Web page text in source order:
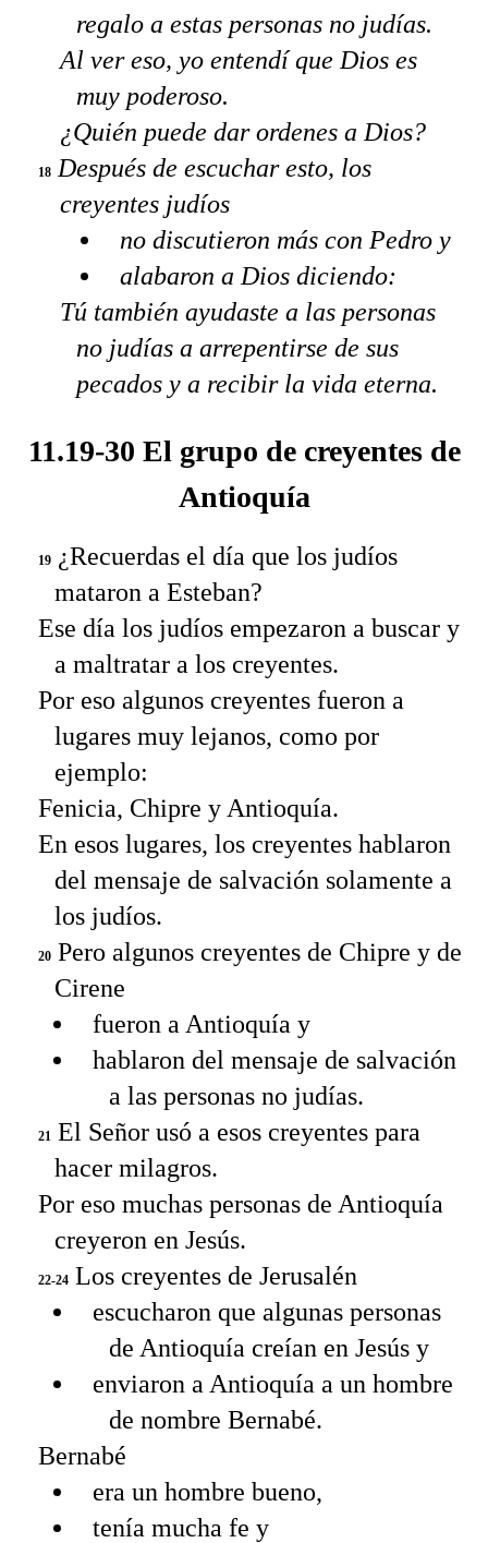
regalo a estas personas no judías.
Al ver eso, yo entendí que Dios es
muy poderoso.
¿Quién puede dar ordenes a Dios?
18 Después de escuchar esto, los
creyentes judíos
no discutieron más con Pedro y
alabaron a Dios diciendo:
Tú también ayudaste a las personas
no judías a arrepentirse de sus
pecados y a recibir la vida eterna.
11.19-30 El grupo de creyentes de
Antioquía
19 ¿Recuerdas el día que los judíos
mataron a Esteban?
Ese día los judíos empezaron a buscar y
a maltratar a los creyentes.
Por eso algunos creyentes fueron a
lugares muy lejanos, como por
ejemplo:
Fenicia, Chipre y Antioquía.
En esos lugares, los creyentes hablaron
del mensaje de salvación solamente a
los judíos.
20 Pero algunos creyentes de Chipre y de
Cirene
fueron a Antioquía y
hablaron del mensaje de salvación
a las personas no judías.
21 El Señor usó a esos creyentes para
hacer milagros.
Por eso muchas personas de Antioquía
creyeron en Jesús.
22-24 Los creyentes de Jerusalén
escucharon que algunas personas
de Antioquía creían en Jesús y
enviaron a Antioquía a un hombre
de nombre Bernabé.
Bernabé
era un hombre bueno,
tenía mucha fe y